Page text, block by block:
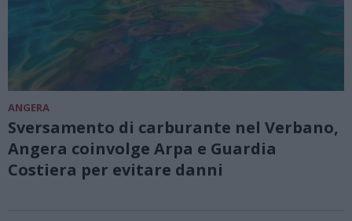
ANGERA
Sversamento di carburante nel Verbano,
Angera coinvolge Arpa e Guardia
Costiera per evitare danni